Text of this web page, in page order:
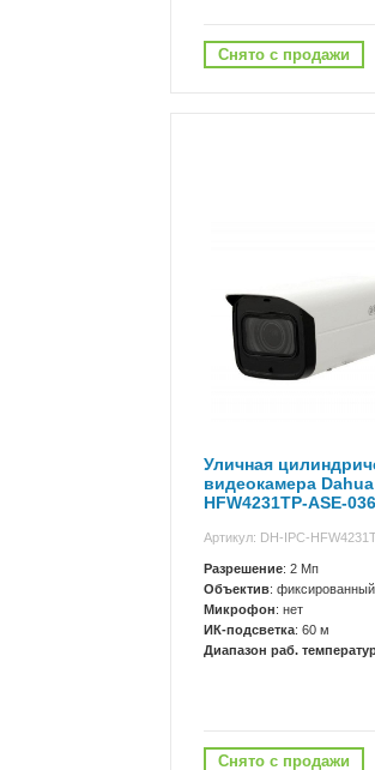
Снято с продажи
Уличная
видеокамера Dahua
HFW4231TP-ASE-
Артикул: DH-IPC-
Разрешение: 2 Мп
Объектив: фиксированный
Микрофон: нет
ИК-подсветка: 60 м
Диапазон раб.
Снято с продажи